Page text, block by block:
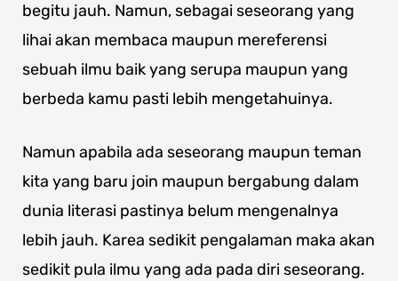
begitu jauh. Namun, sebagai seseorang yang
lihai akan membaca maupun mereferensi
sebuah ilmu baik yang serupa maupun yang
berbeda kamu pasti lebih mengetahuinya.
Namun apabila ada seseorang maupun teman
kita yang baru join maupun bergabung dalam
dunia literasi pastinya belum mengenalnya
lebih jauh. Karea sedikit pengalaman maka akan
sedikit pula ilmu yang ada pada diri seseorang.